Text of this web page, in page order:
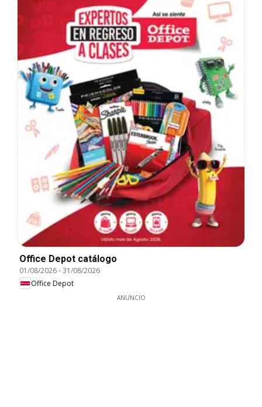
Office Depot catálogo
01/08/2026-31/08/2026
Office Depot
ANUNCIO